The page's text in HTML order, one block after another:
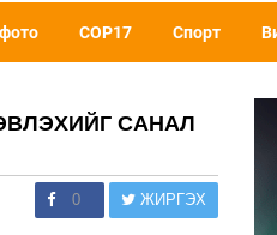
COP17 Спорт
САНАЛ
0 ЖИРГЭХ